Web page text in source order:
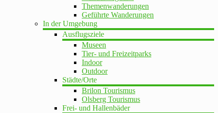
Themenwanderungen
Geführte Wanderungen
In der Umgebung
Ausflugsziele
Museen
Tier- und Freizeitparks
Indoor
Outdoor
Städte/Orte
Brilon Tourismus
Olsberg Tourismus
Frei- und Hallenbäder